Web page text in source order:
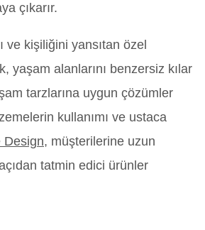
çıkarır.
ve kişiliğini yansıtan özel
yaşam alanlarını benzersiz kılar
tarzlarına uygun çözümler
kullanımı ve ustaca
Design, müşterilerine uzun
tatmin edici ürünler